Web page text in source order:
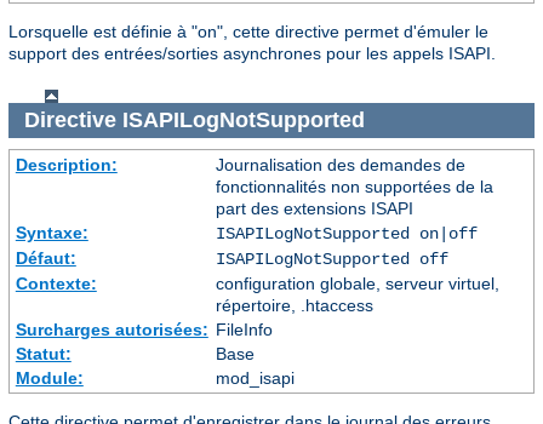
Lorsquelle est définie à "on", cette directive permet d'émuler le
support des entrées/sorties asynchrones pour les appels ISAPI.
Directive ISAPILogNotSupported
Description:
Journalisation des demandes de
fonctionnalités non supportées de la
part des extensions ISAPI
Syntaxe:
ISAPILogNotSupported on|off
Défaut:
ISAPILogNotSupported off
Contexte:
configuration globale, serveur virtuel,
répertoire, .htaccess
Surcharges autorisées: FileInfo
Statut:
Base
Module:
mod_isapi